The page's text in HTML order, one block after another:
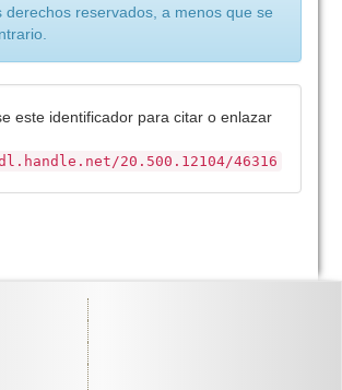
derechos reservados, a menos que se
este identificador para citar o enlazar
20.500.12104/46316